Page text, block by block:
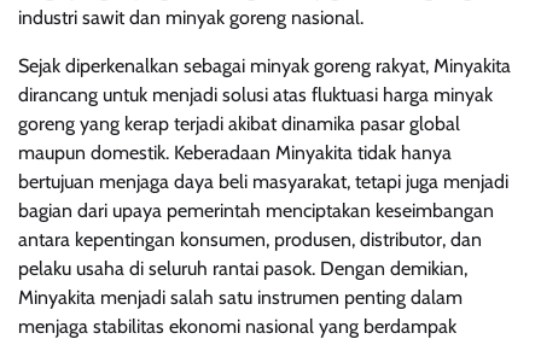
industri sawit dan minyak goreng nasional.
Sejak diperkenalkan sebagai minyak goreng rakyat, Minyakita
dirancang untuk menjadi solusi atas fluktuasi harga minyak
goreng yang kerap terjadi akibat dinamika pasar global
maupun domestik. Keberadaan Minyakita tidak hanya
bertujuan menjaga daya beli masyarakat, tetapi juga menjadi
bagian dari upaya pemerintah menciptakan keseimbangan
antara kepentingan konsumen, produsen, distributor, dan
pelaku usaha di seluruh rantai pasok. Dengan demikian,
Minyakita menjadi salah satu instrumen penting dalam
menjaga stabilitas ekonomi nasional yang berdampak